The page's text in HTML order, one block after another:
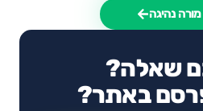
נהיגה
שאלה?
באתר?